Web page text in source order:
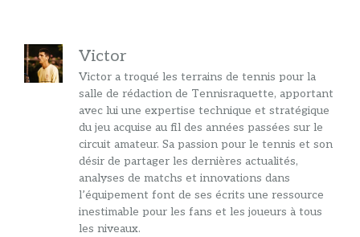
Victor
Victor a troqué les terrains de tennis pour la
salle de rédaction de Tennisraquette, apportant
avec lui une expertise technique et stratégique
du jeu acquise au fil des années passées sur le
circuit amateur. Sa passion pour le tennis et son
désir de partager les dernières actualités,
analyses de matchs et innovations dans
l’équipement font de ses écrits une ressource
inestimable pour les fans et les joueurs à tous
les niveaux.